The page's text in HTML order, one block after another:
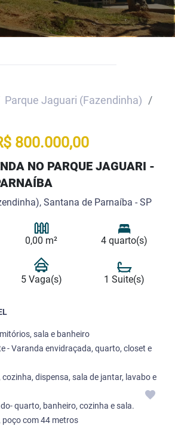
Parque Jaguari (Fazendinha)
800.000,00
NO PARQUE JAGUARI -
Santana de Parnaíba - SP
0,00 m² 4 quarto(s)
5 Vaga(s) 1 Suite(s)
sala e banheiro
- Varanda envidraçada, quarto, closet e
dispensa, sala de jantar, lavabo e
quarto, banheiro, cozinha e sala.
com 44 metros